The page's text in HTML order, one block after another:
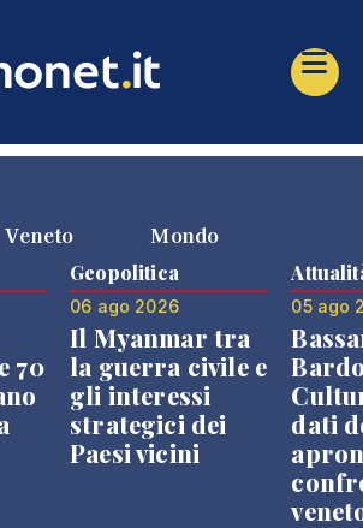
Veneto Mondo
70
Geopolitica
06 ago 2026
Il Myanmar tra
la guerra civile e
gli interessi
strategici dei
Paesi vicini
05 ago
dati